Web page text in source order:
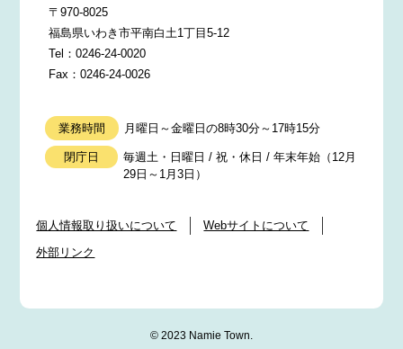
〒970-8025
福島県いわき市平南白土1丁目5-12
Tel：0246-24-0020
Fax：0246-24-0026
業務時間 月曜日～金曜日の8時30分～17時15分
閉庁日
毎週土・日曜日 / 祝・休日 / 年末年始（12月
29日～1月3日）
個人情報取り扱いについて
Webサイトについて
外部リンク
© 2023 Namie Town.